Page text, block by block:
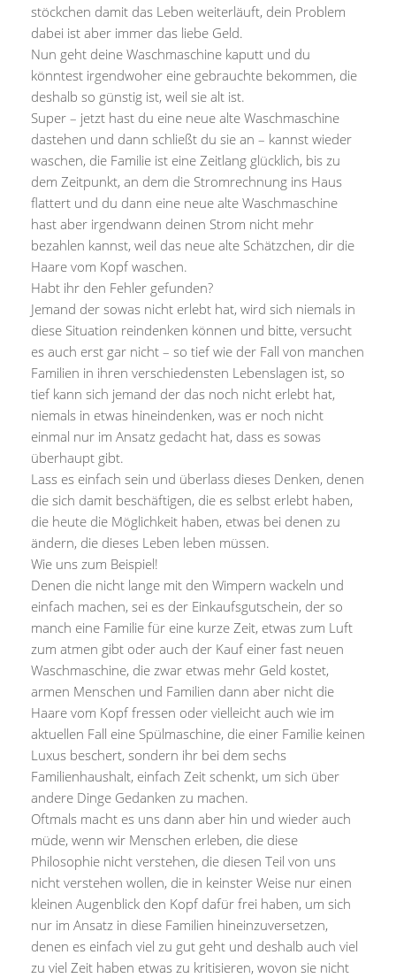
stöckchen damit das Leben weiterläuft, dein Problem
dabei ist aber immer das liebe Geld.
Nun geht deine Waschmaschine kaputt und du
könntest irgendwoher eine gebrauchte bekommen, die
deshalb so günstig ist, weil sie alt ist.
Super – jetzt hast du eine neue alte Waschmaschine
dastehen und dann schließt du sie an – kannst wieder
waschen, die Familie ist eine Zeitlang glücklich, bis zu
dem Zeitpunkt, an dem die Stromrechnung ins Haus
flattert und du dann eine neue alte Waschmaschine
hast aber irgendwann deinen Strom nicht mehr
bezahlen kannst, weil das neue alte Schätzchen, dir die
Haare vom Kopf waschen.
Habt ihr den Fehler gefunden?
Jemand der sowas nicht erlebt hat, wird sich niemals in
diese Situation reindenken können und bitte, versucht
es auch erst gar nicht – so tief wie der Fall von manchen
Familien in ihren verschiedensten Lebenslagen ist, so
tief kann sich jemand der das noch nicht erlebt hat,
niemals in etwas hineindenken, was er noch nicht
einmal nur im Ansatz gedacht hat, dass es sowas
überhaupt gibt.
Lass es einfach sein und überlass dieses Denken, denen
die sich damit beschäftigen, die es selbst erlebt haben,
die heute die Möglichkeit haben, etwas bei denen zu
ändern, die dieses Leben leben müssen.
Wie uns zum Beispiel!
Denen die nicht lange mit den Wimpern wackeln und
einfach machen, sei es der Einkaufsgutschein, der so
manch eine Familie für eine kurze Zeit, etwas zum Luft
zum atmen gibt oder auch der Kauf einer fast neuen
Waschmaschine, die zwar etwas mehr Geld kostet,
armen Menschen und Familien dann aber nicht die
Haare vom Kopf fressen oder vielleicht auch wie im
aktuellen Fall eine Spülmaschine, die einer Familie keinen
Luxus beschert, sondern ihr bei dem sechs
Familienhaushalt, einfach Zeit schenkt, um sich über
andere Dinge Gedanken zu machen.
Oftmals macht es uns dann aber hin und wieder auch
müde, wenn wir Menschen erleben, die diese
Philosophie nicht verstehen, die diesen Teil von uns
nicht verstehen wollen, die in keinster Weise nur einen
kleinen Augenblick den Kopf dafür frei haben, um sich
nur im Ansatz in diese Familien hineinzuversetzen,
denen es einfach viel zu gut geht und deshalb auch viel
zu viel Zeit haben etwas zu kritisieren, wovon sie nicht